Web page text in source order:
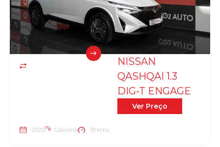
NISSAN
QASHQAI 1.3
DIG-T ENGAGE
Ver Preço
2025 Gasolina 19 kms